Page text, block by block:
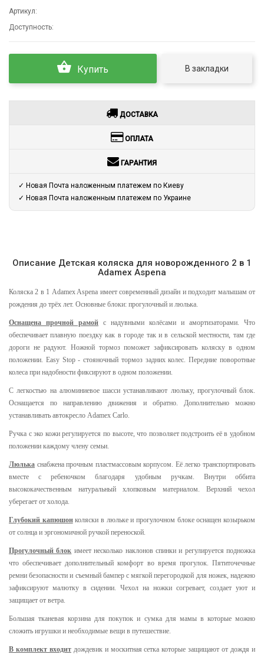
Артикул:
Доступность:
Купить В закладки
ДОСТАВКА
ОПЛАТА
ГАРАНТИЯ
✓ Новая Почта наложенным платежем по Киеву
✓ Новая Почта наложенным платежем по Украине
Описание Детская коляска для новорожденного 2 в 1
Adamex Aspena
Коляска 2 в 1 Adamex Aspena имеет современный дизайн и подходит малышам от
рождения до трёх лет. Основные блоки: прогулочный и люлька.
Оснащена прочной рамой с надувными колёсами и амортизаторами. Что
обеспечивает плавную поездку как в городе так и в сельской местности, там где
дороги не радуют. Ножной тормоз поможет зафиксировать коляску в одном
положении. Easy Stop - стояночный тормоз задних колес. Передние поворотные
колеса при надобности фиксируют в одном положении.
С легкостью на алюминиевое шасси устанавливают люльку, прогулочный блок.
Оснащается по направлению движения и обратно. Дополнительно можно
устанавливать автокресло Adamex Carlo.
Ручка с эко кожи регулируется по высоте, что позволяет подстроить её в удобном
положении каждому члену семьи.
Люлька снабжена прочным пластмассовым корпусом. Её легко транспортировать
вместе с ребеночком благодаря удобным ручкам. Внутри оббита
высококачественным натуральный хлопковым материалом. Верхний чехол
уберегает от холода.
Глубокий капюшонколяски в люльке и прогулочном блоке оснащен козырьком
от солнца и эргономичной ручкой переноской.
Прогулочный блок имеет несколько наклонов спинки и регулируется подножка
что обеспечивает дополнительный комфорт во время прогулок. Пятиточечные
ремни безопасности и съемный бампер с мягкой перегородкой для ножек, надежно
зафиксируют малютку в сидении. Чехол на ножки согревает, создает уют и
защищает от ветра.
Большая тканевая корзина для покупок и сумка для мамы в которые можно
сложить игрушки и необходимые вещи в путешествие.
В комплект входитдождевик и москитная сетка которые защищают от дождя и